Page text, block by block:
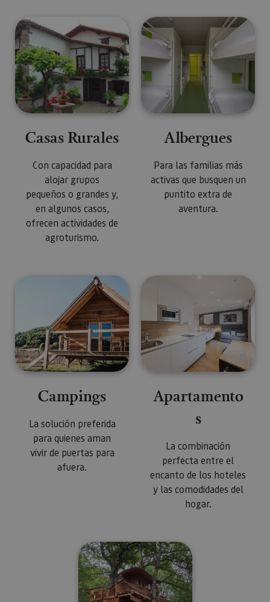
Casas Rurales
Con capacidad para
alojar grupos
pequeños o grandes y,
en algunos casos,
ofrecen actividades de
agroturismo.
Albergues
Para las familias más
activas que busquen un
puntito extra de
aventura.
Campings
La solución preferida
para quienes aman
vivir de puertas para
afuera.
Apartamento
s
La combinación
perfecta entre el
encanto de los hoteles
y las comodidades del
hogar.